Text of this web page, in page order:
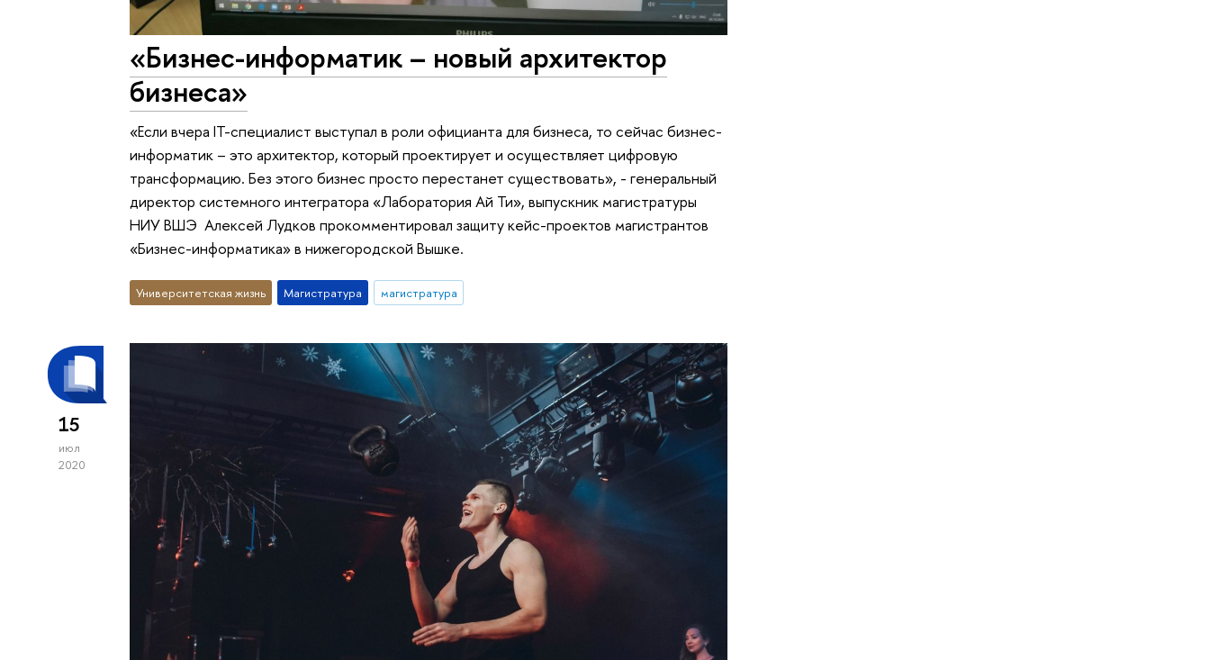
«Бизнес-информатик – новый архитектор
бизнеса»
«Если вчера IT-специалист выступал в роли официанта для бизнеса, то сейчас бизнес-
информатик – это архитектор, который проектирует и осуществляет цифровую
трансформацию. Без этого бизнес просто перестанет существовать», - генеральный
директор системного интегратора «Лаборатория Ай Ти», выпускник магистратуры
НИУ ВШЭ Алексей Лудков прокомментировал защиту кейс-проектов магистрантов
«Бизнес-информатика» в нижегородской Вышке.
Университетская жизнь Магистратура магистратура
15
июл
2020